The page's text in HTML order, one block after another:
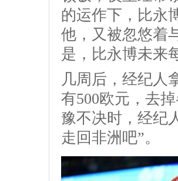
的运作下，比永
他，又被忽悠着
是，比永博未来
几周后，经纪人
有500欧元，去
豫不决时，经纪
走回非洲吧”。